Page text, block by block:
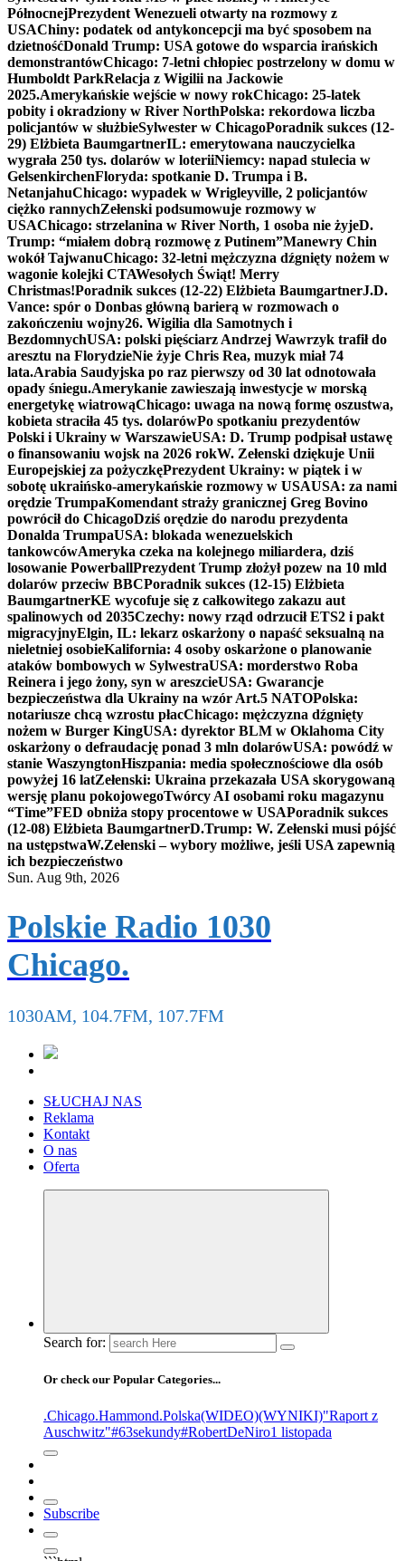
PółnocnejPrezydent Wenezueli otwarty na rozmowy z
USAChiny: podatek od antykoncepcji ma być sposobem na
dzietnośćDonald Trump: USA gotowe do wsparcia irańskich
demonstrantówChicago: 7-letni chłopiec postrzelony w domu w
Humboldt ParkRelacja z Wigilii na Jackowie
2025.Amerykańskie wejście w nowy rokChicago: 25-latek
pobity i okradziony w River NorthPolska: rekordowa liczba
policjantów w służbieSylwester w ChicagoPoradnik sukces (12-
29) Elżbieta BaumgartnerIL: emerytowana nauczycielka
wygrała 250 tys. dolarów w loteriiNiemcy: napad stulecia w
GelsenkirchenFloryda: spotkanie D. Trumpa i B.
NetanjahuChicago: wypadek w Wrigleyville, 2 policjantów
ciężko rannychZełenski podsumowuje rozmowy w
USAChicago: strzelanina w River North, 1 osoba nie żyjeD.
Trump: “miałem dobrą rozmowę z Putinem”Manewry Chin
wokół TajwanuChicago: 32-letni mężczyzna dźgnięty nożem w
wagonie kolejki CTAWesołych Świąt! Merry
Christmas!Poradnik sukces (12-22) Elżbieta BaumgartnerJ.D.
Vance: spór o Donbas główną barierą w rozmowach o
zakończeniu wojny26. Wigilia dla Samotnych i
BezdomnychUSA: polski pięściarz Andrzej Wawrzyk trafił do
aresztu na FlorydzieNie żyje Chris Rea, muzyk miał 74
lata.Arabia Saudyjska po raz pierwszy od 30 lat odnotowała
opady śniegu.Amerykanie zawieszają inwestycje w morską
energetykę wiatrowąChicago: uwaga na nową formę oszustwa,
kobieta straciła 45 tys. dolarówPo spotkaniu prezydentów
Polski i Ukrainy w WarszawieUSA: D. Trump podpisał ustawę
o finansowaniu wojsk na 2026 rokW. Zełenski dziękuje Unii
Europejskiej za pożyczkęPrezydent Ukrainy: w piątek i w
sobotę ukraińsko-amerykańskie rozmowy w USAUSA: za nami
orędzie TrumpaKomendant straży granicznej Greg Bovino
powrócił do ChicagoDziś orędzie do narodu prezydenta
Donalda TrumpaUSA: blokada wenezuelskich
tankowcówAmeryka czeka na kolejnego miliardera, dziś
losowanie PowerballPrezydent Trump złożył pozew na 10 mld
dolarów przeciw BBCPoradnik sukces (12-15) Elżbieta
BaumgartnerKE wycofuje się z całkowitego zakazu aut
spalinowych od 2035Czechy: nowy rząd odrzucił ETS2 i pakt
migracyjnyElgin, IL: lekarz oskarżony o napaść seksualną na
nieletniej osobieKalifornia: 4 osoby oskarżone o planowanie
ataków bombowych w SylwestraUSA: morderstwo Roba
Reinera i jego żony, syn w areszcieUSA: Gwarancje
bezpieczeństwa dla Ukrainy na wzór Art.5 NATOPolska:
notariusze chcą wzrostu płacChicago: mężczyzna dźgnięty
nożem w Burger KingUSA: dyrektor BLM w Oklahoma City
oskarżony o defraudację ponad 3 mln dolarówUSA: powódź w
stanie WaszyngtonHiszpania: media społecznościowe dla osób
powyżej 16 latZełenski: Ukraina przekazała USA skorygowaną
wersję planu pokojowegoTwórcy AI osobami roku magazynu
“Time”FED obniża stopy procentowe w USAPoradnik sukces
(12-08) Elżbieta BaumgartnerD.Trump: W. Zełenski musi pójść
na ustępstwaW.Zełenski – wybory możliwe, jeśli USA zapewnią
ich bezpieczeństwo
Sun. Aug 9th, 2026
Polskie Radio 1030
Chicago.
1030AM, 104.7FM, 107.7FM
SŁUCHAJ NAS
Reklama
Kontakt
O nas
Oferta
Search for:
Or check our Popular Categories...
.Chicago.Hammond.Polska(WIDEO)(WYNIKI)"Raport z
Auschwitz"#63sekundy#RobertDeNiro1 listopada
Subscribe